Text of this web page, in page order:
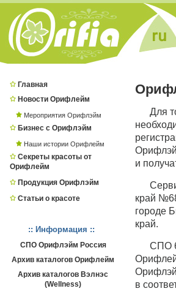
Главная
Новости Орифлейм
Мероприятия Орифлэйм
Бизнес с Орифлэйм
Наши истории Орифлейм
Секреты красоты от
Орифлейм
Продукция Орифлэйм
Статьи о красоте
:: Информация ::
СПО Орифлэйм Россия
Архив каталогов Орифлейм
Архив каталогов Вэлнэс
(Wellness)
Для
и
край
городе
край.
СПО
в